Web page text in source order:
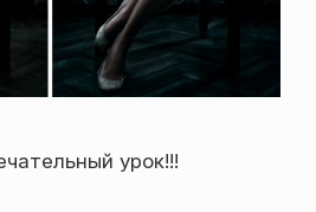
урок!!!